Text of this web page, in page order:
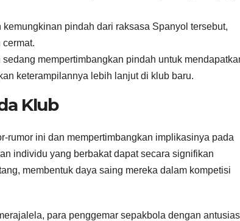
pindah dari raksasa Spanyol tersebut,
mempertimbangkan pindah untuk
keterampilannya lebih lanjut di klub baru.
Klub
rumor ini dan mempertimbangkan implikasinya pada
individu yang berbakat dapat secara signifikan
membentuk daya saing mereka dalam kompetisi
para penggemar sepakbola dengan antusias